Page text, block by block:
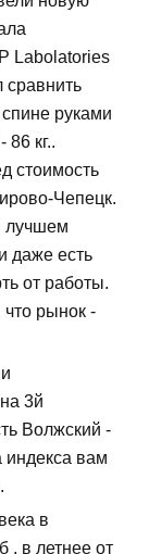
Labolatories
сравнить
руками
86 кг..
стоимость
Чепецк.
лучшем
даже есть
от работы.
рынок -
3й
Волжский -
индекса вам
в
, в летнее от